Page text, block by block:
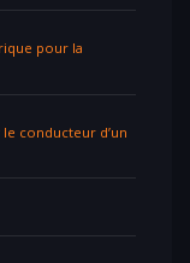
pour la
conducteur d’un